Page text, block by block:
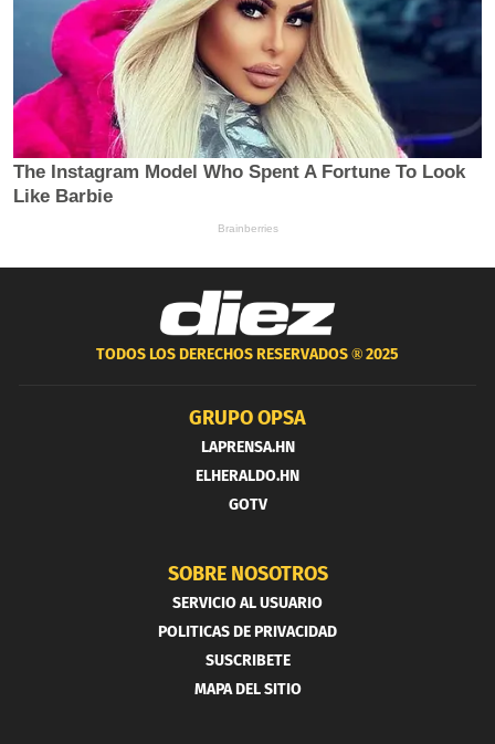
TODOS LOS DERECHOS RESERVADOS ®2025
GRUPO OPSA
LAPRENSA.HN
ELHERALDO.HN
GOTV
SOBRE NOSOTROS
SERVICIO AL USUARIO
POLITICAS DE PRIVACIDAD
SUSCRIBETE
MAPA DEL SITIO